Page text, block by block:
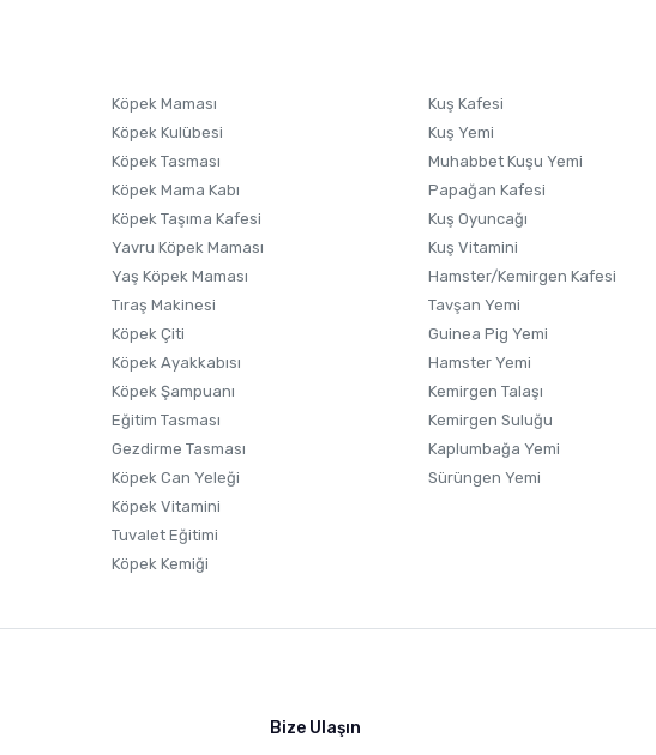
Ürünü Satın Al ve Yorumla
Gönder
Köpek Maması
Köpek Kulübesi
Köpek Tasması
Köpek Mama Kabı
Köpek Taşıma Kafesi
Yavru Köpek Maması
Yaş Köpek Maması
Tıraş Makinesi
Köpek Çiti
Köpek Ayakkabısı
Köpek Şampuanı
Eğitim Tasması
Gezdirme Tasması
Köpek Can Yeleği
Köpek Vitamini
Tuvalet Eğitimi
Köpek Kemiği
Kuş Kafesi
Kuş Yemi
Muhabbet Kuşu Yemi
Papağan Kafesi
Kuş Oyuncağı
Kuş Vitamini
Hamster/Kemirgen Kafesi
Tavşan Yemi
Guinea Pig Yemi
Hamster Yemi
Kemirgen Talaşı
Kemirgen Suluğu
Kaplumbağa Yemi
Sürüngen Yemi
Bize Ulaşın